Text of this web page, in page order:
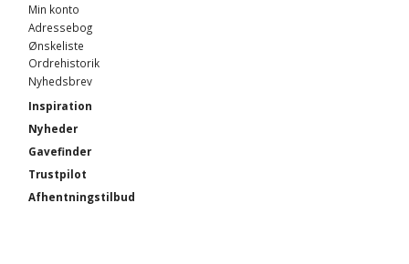
Min konto
Adressebog
Ønskeliste
Ordrehistorik
Nyhedsbrev
Inspiration
Nyheder
Gavefinder
Trustpilot
Afhentningstilbud